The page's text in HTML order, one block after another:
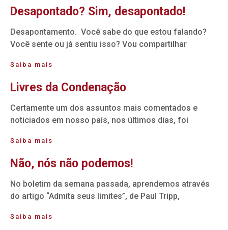
Desapontado? Sim, desapontado!
Desapontamento. Você sabe do que estou falando?
Você sente ou já sentiu isso? Vou compartilhar
Saiba mais
Livres da Condenação
Certamente um dos assuntos mais comentados e
noticiados em nosso país, nos últimos dias, foi
Saiba mais
Não, nós não podemos!
No boletim da semana passada, aprendemos através
do artigo “Admita seus limites”, de Paul Tripp,
Saiba mais